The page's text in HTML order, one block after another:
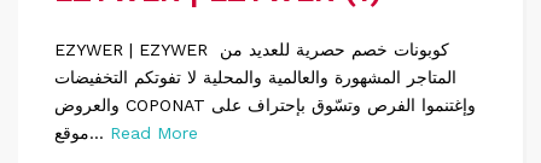
EZYWER | EZYWER كوبونات خصم حصرية للعديد من
المتاجر المشهورة والعالمية والمحلية لا تفوتكم التخفيضات
والعروض COPONAT وإغتنموا الفرص وتسّوق بإحتراف على
موقع... Read More